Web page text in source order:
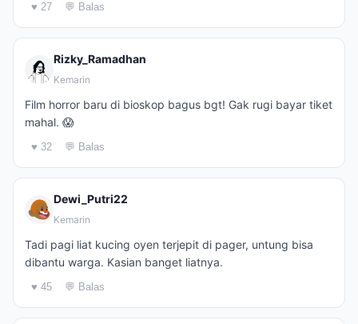
♥ 27 💬 Balas
Rizky_Ramadhan
Kemarin
Film horror baru di bioskop bagus bgt! Gak rugi bayar tiket
mahal. 😱
♥ 32 💬 Balas
Dewi_Putri22
Kemarin
Tadi pagi liat kucing oyen terjepit di pager, untung bisa
dibantu warga. Kasian banget liatnya.
♥ 45 💬 Balas